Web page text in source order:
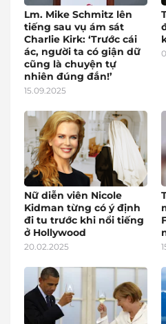
Lm. Mike Schmitz lên
tiếng sau vụ ám sát
Charlie Kirk: ‘Trước cái
ác, người ta có giận dữ
cũng là chuyện tự
nhiên đúng đắn!’
15.09.2025
Nữ diễn viên Nicole
Kidman từng có ý định
đi tu trước khi nổi tiếng
ở Hollywood
20.02.2025